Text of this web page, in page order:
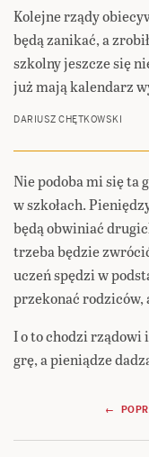
Kolejne rządy
będą zanikać, a
szkolny jeszcze się
już mają kalendarz
DARIUSZ CHĘTKOWSKI
Nie podoba mi się ta
w szkołach.
będą obwiniać
trzeba będzie
uczeń spędzi w
przekonać rodziców,
I o to chodzi rządowi
grę, a pieniądze
Nawigacja
←